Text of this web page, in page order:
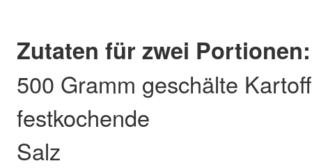
Zutaten für zwei Portionen:
500 Gramm geschälte
festkochende
Salz